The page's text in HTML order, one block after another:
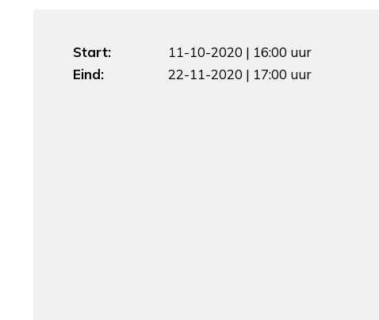
Start:
11-10-2020 | 16:00 uur
Eind:
22-11-2020 | 17:00 uur